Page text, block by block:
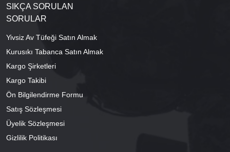
SIKÇA SORULAN
SORULAR
Yivsiz Av Tüfeği Satın Almak
Kurusıkı Tabanca Satın Almak
Kargo Şirketleri
Kargo Takibi
Ön Bilgilendirme Formu
Satış Sözleşmesi
Üyelik Sözleşmesi
Gizlilik Politikası